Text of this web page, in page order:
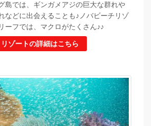
島では、ギンガメアジの巨大な群れや
などに出会えることも♪ノバビーチリゾ
ーフでは、マクロがたくさん♪♪
リゾートの詳細はこちら